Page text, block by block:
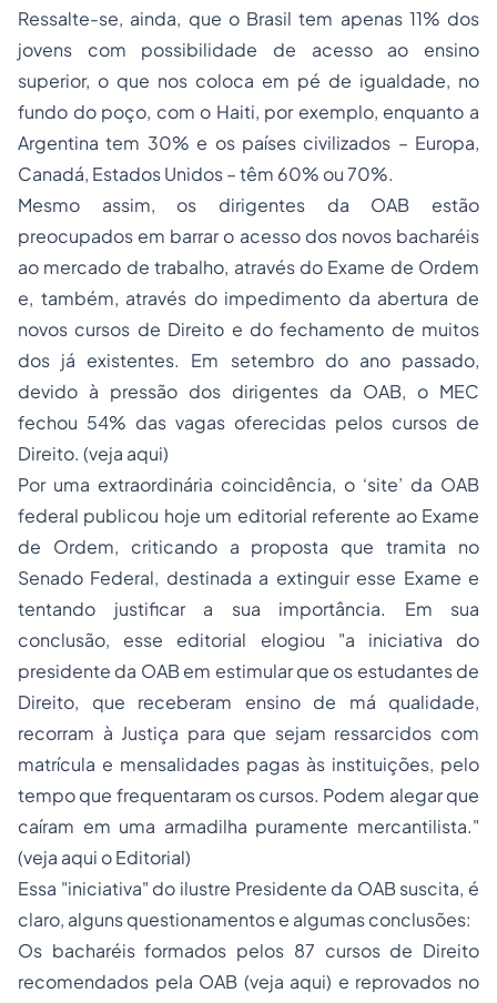
Ressalte-se, ainda, que o Brasil tem apenas 11% dos
jovens com possibilidade de acesso ao ensino
superior, o que nos coloca em pé de igualdade, no
fundo do poço, com o Haiti, por exemplo, enquanto a
Argentina tem 30% e os países civilizados – Europa,
Canadá, Estados Unidos – têm 60% ou 70%.
Mesmo assim, os dirigentes da OAB estão
preocupados em barrar o acesso dos novos bacharéis
ao mercado de trabalho, através do Exame de Ordem
e, também, através do impedimento da abertura de
novos cursos de Direito e do fechamento de muitos
dos já existentes. Em setembro do ano passado,
devido à pressão dos dirigentes da OAB, o MEC
fechou 54% das vagas oferecidas pelos cursos de
Direito. (veja aqui)
Por uma extraordinária coincidência, o ‘site’ da OAB
federal publicou hoje um editorial referente ao Exame
de Ordem, criticando a proposta que tramita no
Senado Federal, destinada a extinguir esse Exame e
tentando justificar a sua importância. Em sua
conclusão, esse editorial elogiou "a iniciativa do
presidente da OAB em estimular que os estudantes de
Direito, que receberam ensino de má qualidade,
recorram à Justiça para que sejam ressarcidos com
matrícula e mensalidades pagas às instituições, pelo
tempo que frequentaram os cursos. Podem alegar que
caíram em uma armadilha puramente mercantilista."
(veja aqui o Editorial)
Essa "iniciativa" do ilustre Presidente da OAB suscita, é
claro, alguns questionamentos e algumas conclusões:
Os bacharéis formados pelos 87 cursos de Direito
recomendados pela OAB (veja aqui) e reprovados no